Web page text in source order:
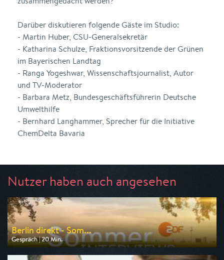
Darüber diskutieren folgende Gäste im Studio:
- Martin Huber, CSU-Generalsekretär
- Katharina Schulze, Fraktionsvorsitzende der Grünen
im Bayerischen Landtag
- Ranga Yogeshwar, Wissenschaftsjournalist, Autor
und TV-Moderator
- Barbara Metz, Bundesgeschäftsführerin Deutsche
Umwelthilfe
- Bernhard Langhammer, Sprecher für die Initiative
ChemDelta Bavaria
Nutzer haben auch angesehen
Berlin direkt - Som...
Gespräch | 20 Min.
Ausgestrahlt von ZDF
am 09.08.2026, 19:10